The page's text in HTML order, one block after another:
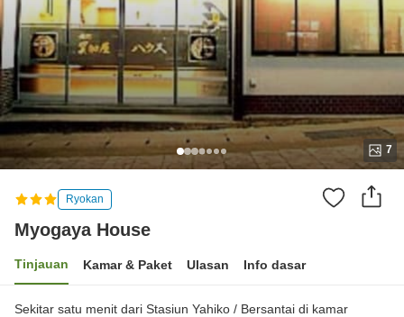
7
Ryokan
Myogaya House
Tinjauan Kamar & Paket Ulasan Info dasar
Sekitar satu menit dari Stasiun Yahiko / Bersantai di kamar